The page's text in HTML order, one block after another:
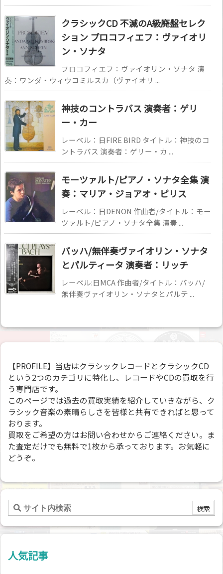
クラシックCD 不滅のA級廃盤セレク
ション プロコフィエフ：ヴァイオリ
ン・ソナタ
プロコフィエフ：ヴァイオリン・ソナタ 演
奏：ワンダ・ウィウコミルスカ（ヴァイオリ ...
神技のコントラバス 演奏者：ゲリ
ー・カー
レーベル：日FIRE BIRD タイトル：神技のコ
ントラバス 演奏者：ゲリー・カ ...
モーツァルト/ピアノ・ソナタ全集 演
奏：マリア・ジョアオ・ピリス
レーベル：日DENON 作曲者/タイトル：モー
ツァルト/ピアノ・ソナタ全集 演奏 ...
バッハ/無伴奏ヴァイオリン・ソナタ
とパルティータ 演奏者：リッチ
レーベル:日MCA 作曲者/タイトル：バッハ/
無伴奏ヴァイオリン・ソナタとパルテ ...
【PROFILE】当店はクラシックレコードとクラシックCD
という2つのカテゴリに特化し、レコードやCDの買取を行
う専門店です。
このページでは過去の買取実績を紹介していきながら、ク
ラシック音楽の素晴らしさを皆様と共有できればと思って
おります。
買取をご希望の方はお問い合わせからご連絡ください。ま
た査定だけでも無料で1枚から承っております。お気軽に
どうぞ。
人気記事